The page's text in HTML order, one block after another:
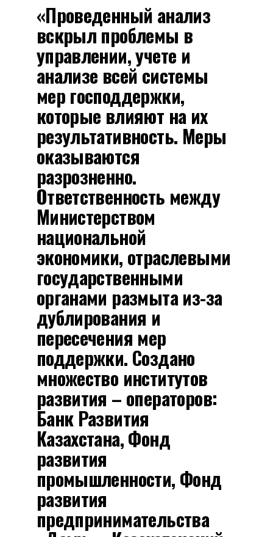
«Проведенный анализ
вскрыл проблемы в
управлении, учете и
анализе всей системы
мер господдержки,
которые влияют на их
результативность. Меры
оказываются
разрозненно.
Ответственность между
Министерством
национальной
экономики, отраслевыми
государственными
органами размыта из-за
дублирования и
пересечения мер
поддержки. Создано
множество институтов
развития – операторов:
Банк Развития
Казахстана, Фонд
развития
промышленности, Фонд
развития
предпринимательства